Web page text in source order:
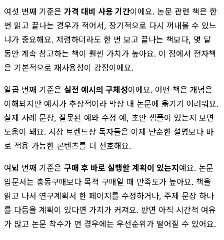
여섯 번째 기준은 가격 대비 사용 기간이에요. 논문 관련 책은 한
번 읽고 끝나는 경우가 적어서, 장기적으로 다시 꺼내볼 수 있느
냐가 중요해요. 저렴하더라도 한 번 보고 끝나는 책보다, 몇 달
동안 계속 참고하는 책이 훨씬 가치가 높아요. 이 점에서 전자책
은 기본적으로 재사용성이 강점이에요.
일곱 번째 기준은 실전 예시의 구체성이에요. 어떤 책은 개념은
이해되지만 예시가 추상적이라 막상 내 논문에 옮기기 어려워요.
실제 사례 문장, 잘못된 예와 수정 예, 초안 샘플이 있는지 보면
도움이 돼요. 시장 트렌드상 독자들은 이제 단순한 설명보다 바
로 적용 가능한 콘텐츠를 더 선호해요.
여덟 번째 기준은 구매 후 바로 실행할 계획이 있는지예요. 논문
입문서는 충동구매보다 목적 구매일 때 만족도가 높아요. 책을
읽고 나서 연구계획서 한 페이지를 수정하거나, 주제 문장 하나
를 다듬을 계획이 있다면 가치가 커져요. 반면 아직 시간적 여유
가 많고 논문 착수가 먼 경우에는 우선순위가 떨어질 수 있어요.